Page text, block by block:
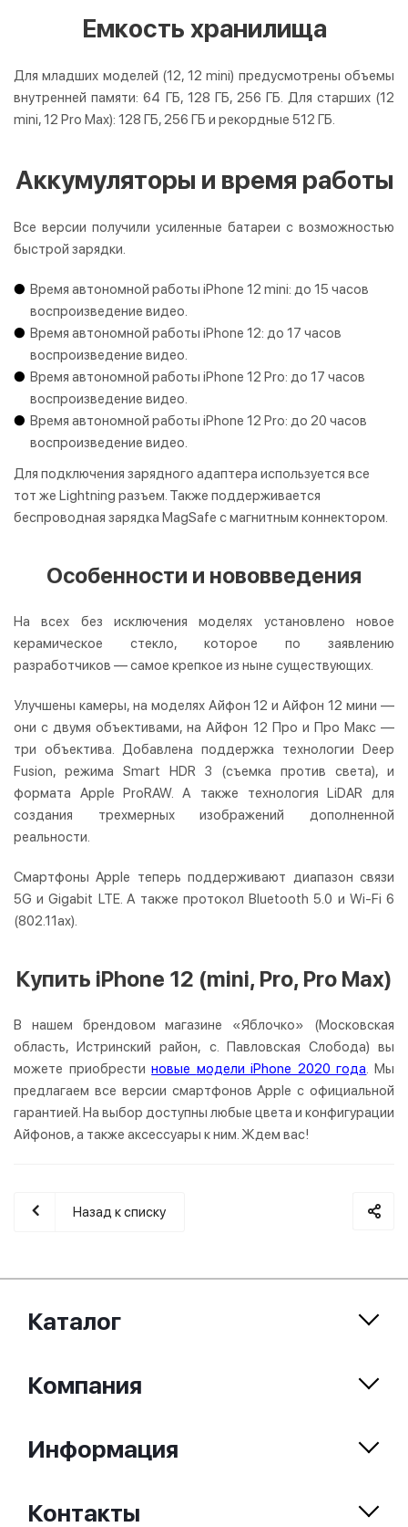
Емкость хранилища
Для младших моделей (12, 12 mini) предусмотрены объемы
внутренней памяти: 64 ГБ, 128 ГБ, 256 ГБ. Для старших (12
mini, 12 Pro Max): 128 ГБ, 256 ГБ и рекордные 512 ГБ.
Аккумуляторы и время работы
Все версии получили усиленные батареи с возможностью
быстрой зарядки.
Время автономной работы iPhone 12 mini: до 15 часов
воспроизведение видео.
Время автономной работы iPhone 12: до 17 часов
воспроизведение видео.
Время автономной работы iPhone 12 Pro: до 17 часов
воспроизведение видео.
Время автономной работы iPhone 12 Pro: до 20 часов
воспроизведение видео.
Для подключения зарядного адаптера используется все
тот же Lightning разъем. Также поддерживается
беспроводная зарядка MagSafe с магнитным коннектором.
Особенности и нововведения
На всех без исключения моделях установлено новое
керамическое стекло, которое по заявлению
разработчиков — самое крепкое из ныне существующих.
Улучшены камеры, на моделях Айфон 12 и Айфон 12 мини —
они с двумя объективами, на Айфон 12 Про и Про Макс —
три объектива. Добавлена поддержка технологии Deep
Fusion, режима Smart HDR 3 (съемка против света), и
формата Apple ProRAW. А также технология LiDAR для
создания трехмерных изображений дополненной
реальности.
Смартфоны Apple теперь поддерживают диапазон связи
5G и Gigabit LTE. А также протокол Bluetooth 5.0 и Wi‑Fi 6
(802.11ax).
Купить iPhone 12 (mini, Pro, Pro Max)
В нашем брендовом магазине «Яблочко» (Московская
область, Истринский район, с. Павловская Слобода) вы
можете приобрестиновые модели iPhone 2020 года. Мы
предлагаем все версии смартфонов Apple с официальной
гарантией. На выбор доступны любые цвета и конфигурации
Айфонов, а также аксессуары к ним. Ждем вас!
Назад к списку
Контакты
Каталог
Компания
Информация